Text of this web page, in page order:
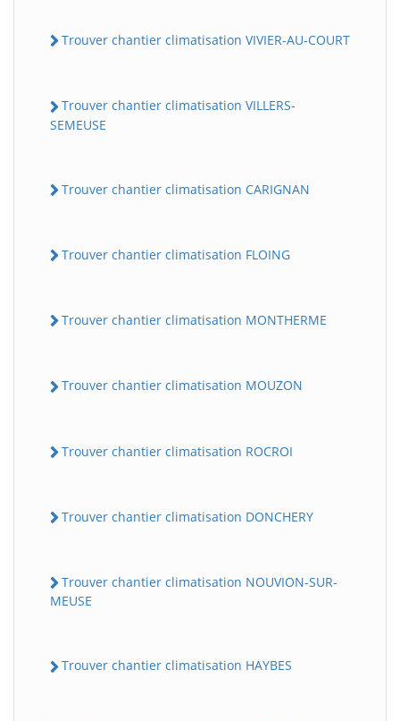
Trouver chantier climatisation VIVIER-AU-COURT
Trouver chantier climatisation VILLERS-
SEMEUSE
Trouver chantier climatisation CARIGNAN
Trouver chantier climatisation FLOING
Trouver chantier climatisation MONTHERME
Trouver chantier climatisation MOUZON
Trouver chantier climatisation ROCROI
Trouver chantier climatisation DONCHERY
Trouver chantier climatisation NOUVION-SUR-
MEUSE
Trouver chantier climatisation HAYBES